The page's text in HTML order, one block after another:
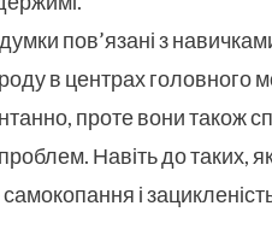
пов’язані з
в центрах головного
проте вони також
Навіть до таких,
і